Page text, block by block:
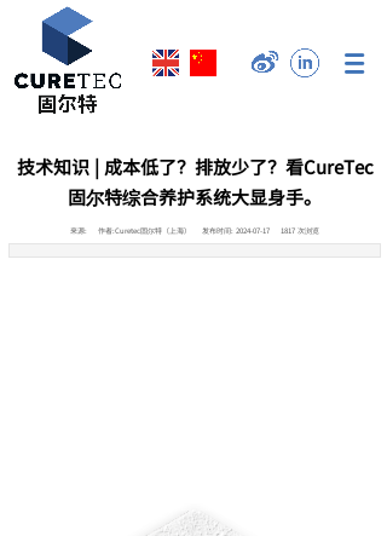
技术知识 | 成本低了？排放少了？看CureTec
固尔特综合养护系统大显身手。
来源: 作者:Curetec固尔特（上海） 发布时间: 2024-07-17 1817 次浏览